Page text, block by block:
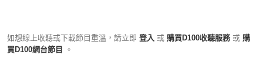
如想線上收聽或下載節目重溫，請立即 登入 或 購買D100收聽服務 或 購
買D100網台節目
。